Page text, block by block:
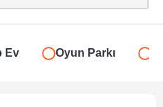
Ev Oyun Parkı